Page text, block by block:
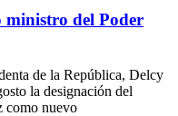
ministro del Poder
de la República, Delcy
la designación del
como nuevo